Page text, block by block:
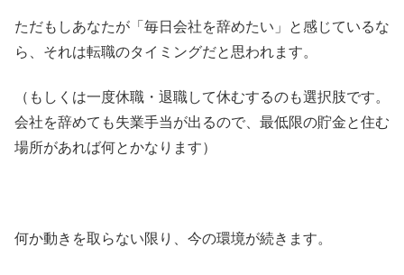
ただもしあなたが「毎日会社を辞めたい」と感じているな
ら、それは転職のタイミングだと思われます。
（もしくは一度休職・退職して休むするのも選択肢です。
会社を辞めても失業手当が出るので、最低限の貯金と住む
場所があれば何とかなります）
何か動きを取らない限り、今の環境が続きます。